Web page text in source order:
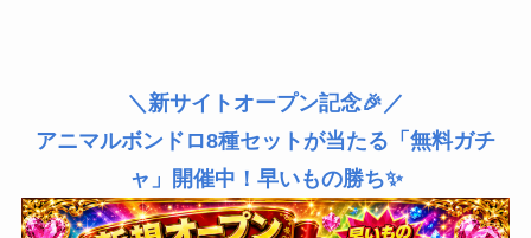
＼新サイトオープン記念🎉／
アニマルボンドロ8種セットが当たる「無料ガチ
ャ」開催中！早いもの勝ち✨